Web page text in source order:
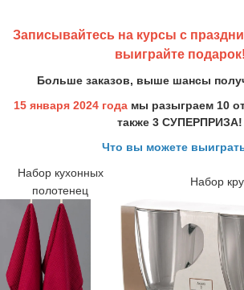
Записывайтесь на курсы с
выиграйте подарок!
Больше заказов, выше шансы
15 января 2024 года мы разыграем 10
также 3 СУПЕРПРИЗА!
Что вы можете
Набор кухонных
полотенец
Набор